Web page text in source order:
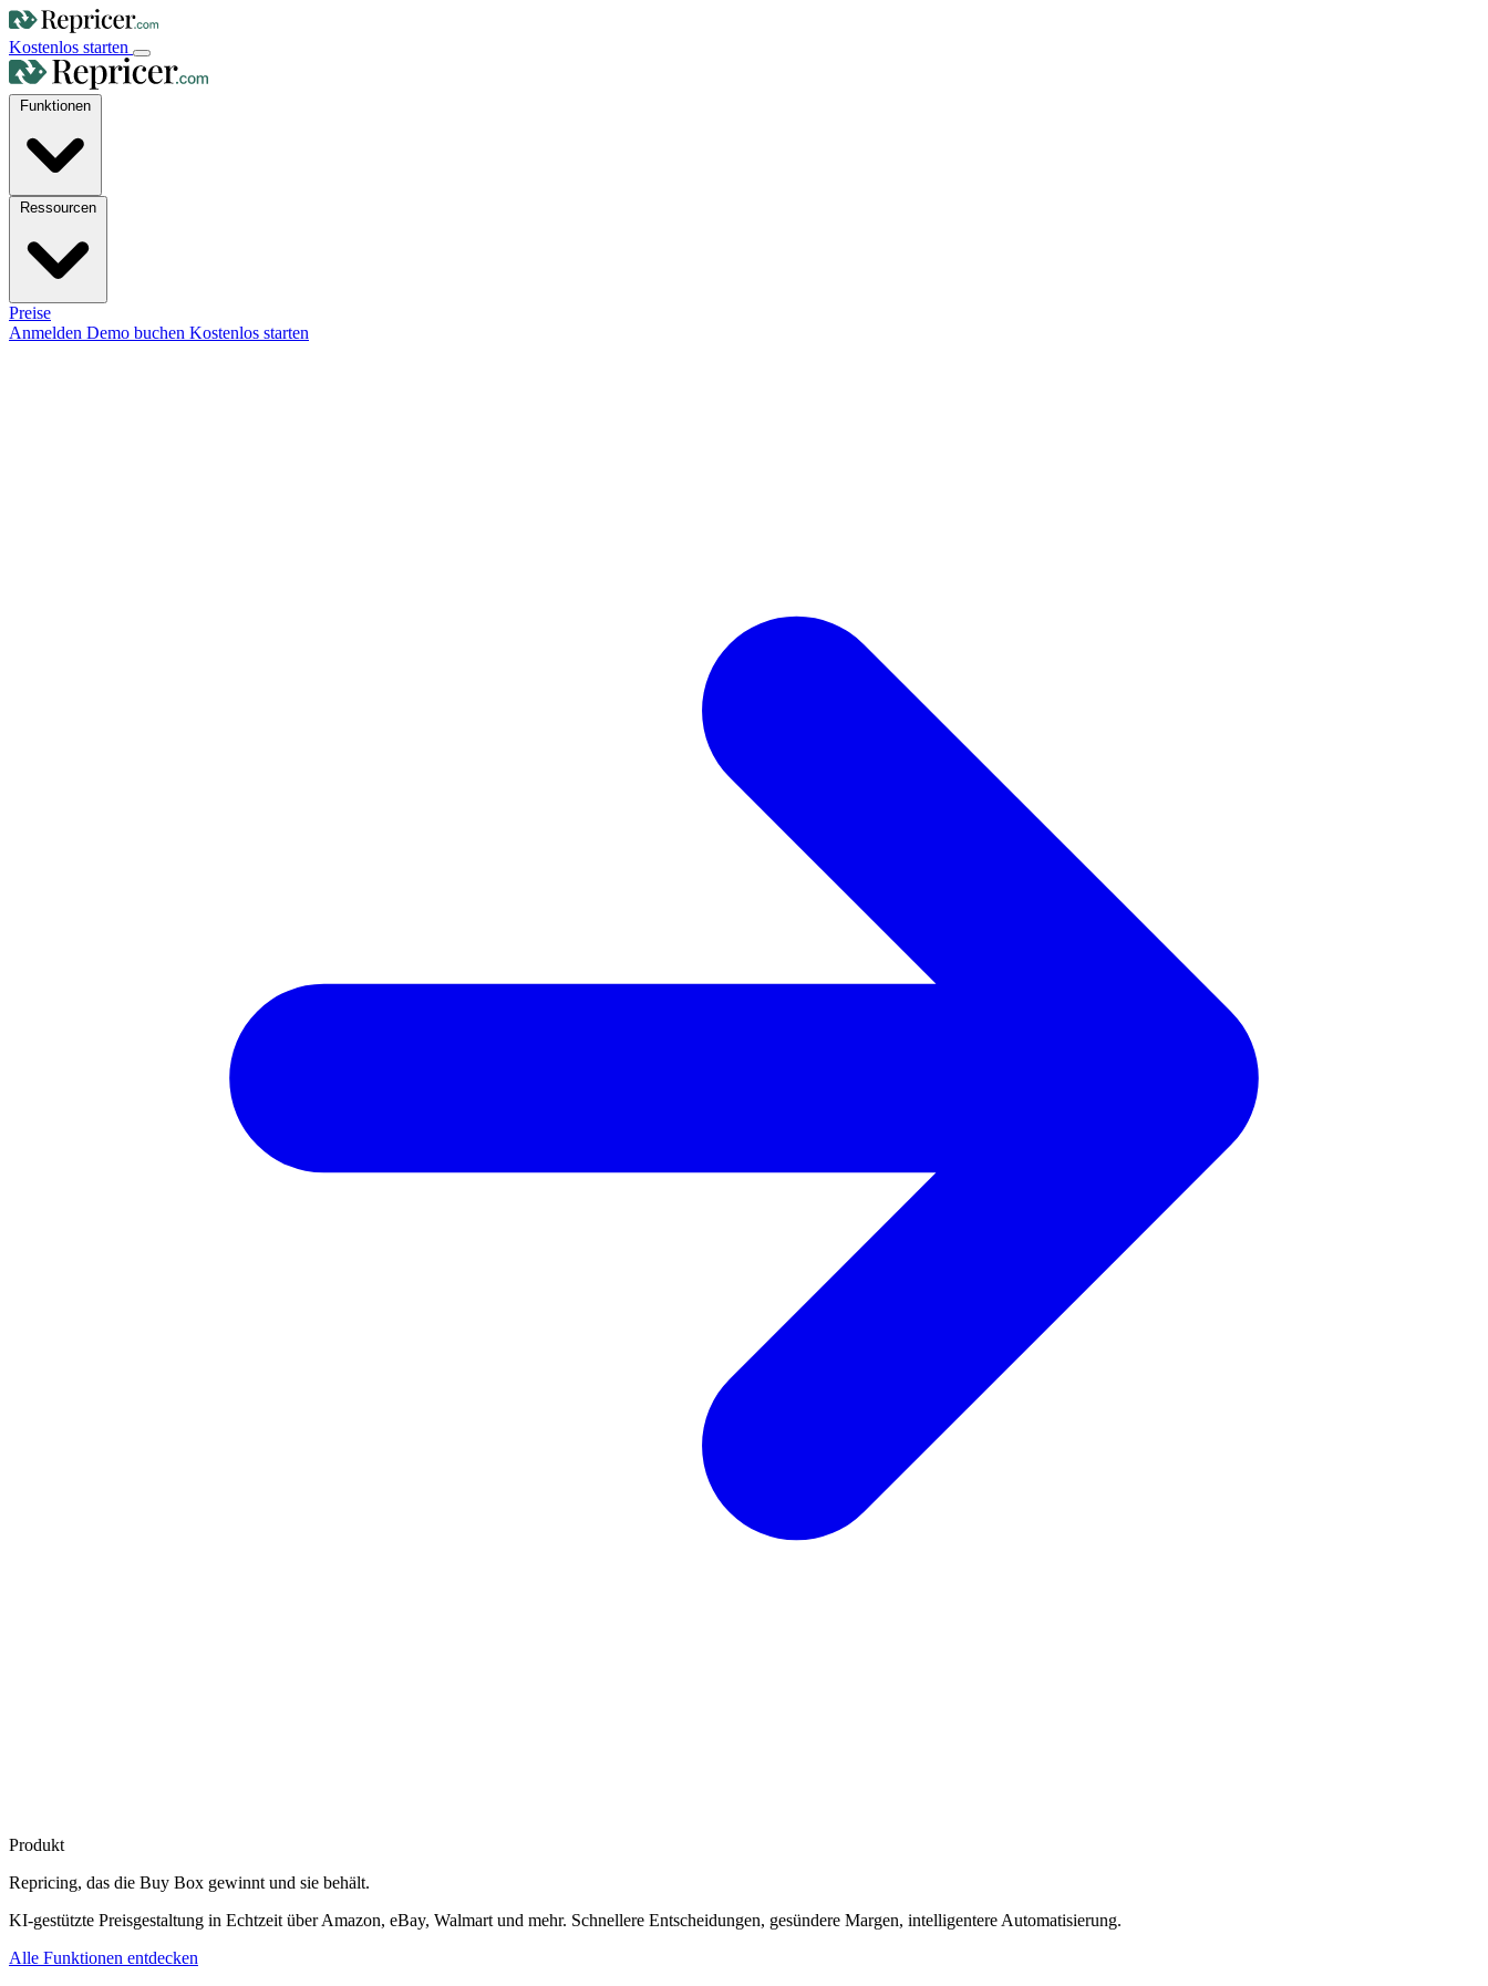
Kostenlos starten
Preise
Anmelden Demo buchen Kostenlos starten
Produkt
Repricing, das die Buy Box gewinnt und sie behält.
KI-gestützte Preisgestaltung in Echtzeit über Amazon, eBay, Walmart und mehr. Schnellere Entscheidungen, gesündere Margen, intelligentere Automatisierung.
Alle Funktionen entdecken